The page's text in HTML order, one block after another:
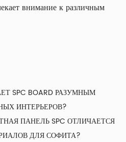
внимание к различным
SPC BOARD РАЗУМНЫМ
ИНТЕРЬЕРОВ?
ПАНЕЛЬ SPC ОТЛИЧАЕТСЯ
ДЛЯ СОФИТА?